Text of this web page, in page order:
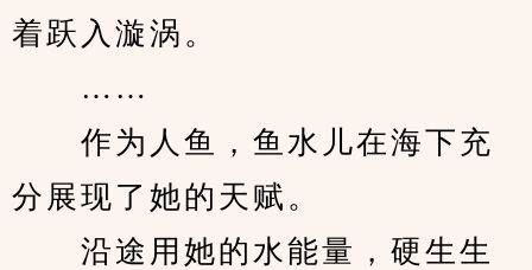
着跃入漩涡。
……
作为人鱼，鱼水儿在海下充
分展现了她的天赋。
沿途用她的水能量，硬生生